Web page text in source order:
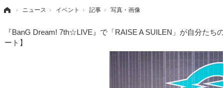
› ニュース › イベント › 記事 › 写真・画像
『BanG Dream! 7th☆LIVE』で「RAISE A SUILEN」が自分た
ート】